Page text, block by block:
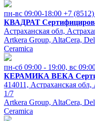
пн-вс 09:00-18:00 +7
КВАДРАТ
Астраханская обл,
Artkera Group, AltaCera,
Ceramica
пн-сб 09:00 - 19:00, вс
КЕРАМИКА ВЕКА
414011, Астраханская
1/7
Artkera Group, AltaCera,
Ceramica